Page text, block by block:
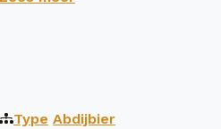
Type Abdijbier